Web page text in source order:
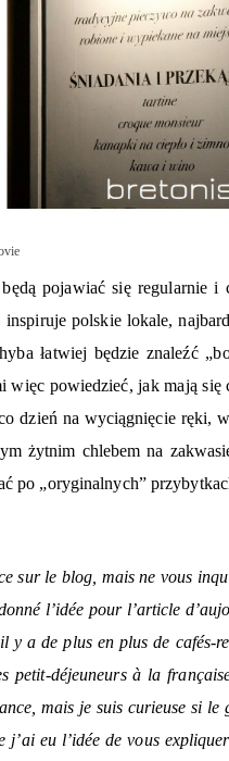
pojawiać się regularnie i
polskie lokale,
łatwiej będzie znaleźć
więc powiedzieć, jak mają się
dzień na wyciągnięcie ręki,
żytnim chlebem na
po „oryginalnych”
sur le blog, mais ne vous
l’idée pour l’article
y a de plus en plus de cafés-
petit-déjeuneurs à la
mais je suis curieuse si le
j’ai eu l’idée de vous